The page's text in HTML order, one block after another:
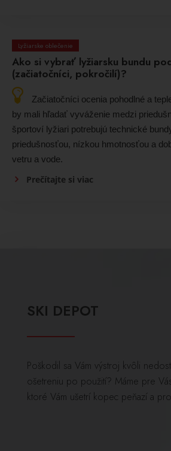
Lyžiarske oblečenie
Ako si vybrať lyžiarsku bundu
(začiatočníci, pokročilí)?
Začiatočníci ocenia pohodlné a
by mali hľadať vyváženie medzi
športoví lyžiari potrebujú technické
priedušnosťou, nízkou hmotnosťou a
vetru a vode.
Prečítajte si viac
SKI DEPOT
Poškodil sa Vám výstroj kvôli
ošetreniu po použití? Máme pre
ktoré Vám ušetrí kopec peňazí a